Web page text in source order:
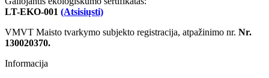
LT-EKO-001 (Atsisiųsti)
VMVT Maisto tvarkymo subjekto registracija, atpažinimo nr. Nr.
130020370.
Informacija